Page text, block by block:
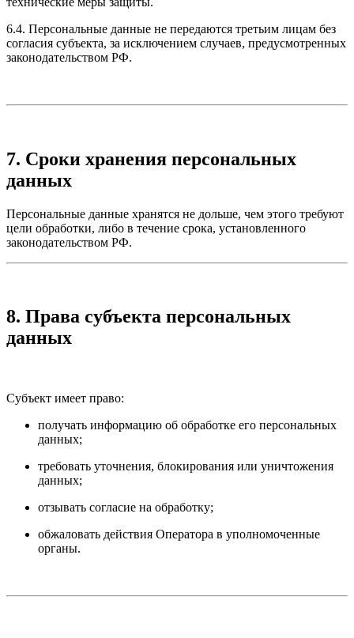
6.4. Персональные данные не передаются третьим лицам без
согласия субъекта, за исключением случаев, предусмотренных
законодательством РФ.
7. Сроки хранения персональных
данных
Персональные данные хранятся не дольше, чем этого требуют
цели обработки, либо в течение срока, установленного
законодательством РФ.
8. Права субъекта персональных
данных
Субъект имеет право:
получать информацию об обработке его персональных
данных;
требовать уточнения, блокирования или уничтожения
данных;
отзывать согласие на обработку;
обжаловать действия Оператора в уполномоченные
органы.